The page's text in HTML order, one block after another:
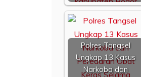
Polres Tangsel
Ungkap 13 Kasus
Narkoba dan